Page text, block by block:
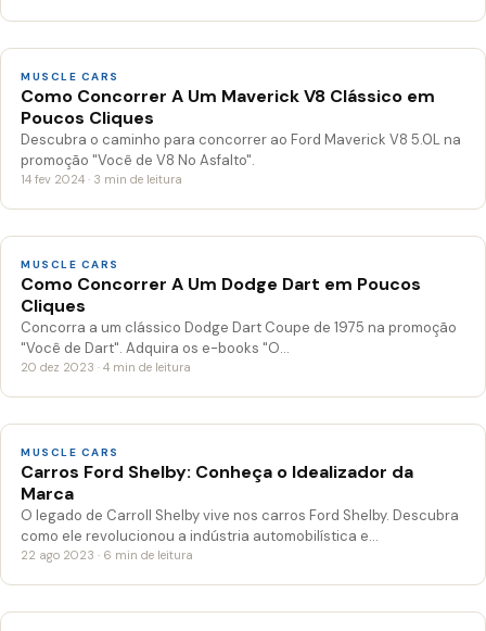
MUSCLE CARS
Como Concorrer A Um Maverick V8 Clássico em
Poucos Cliques
Descubra o caminho para concorrer ao Ford Maverick V8 5.0L na
promoção "Você de V8 No Asfalto".
14 fev 2024 · 3 min de leitura
MUSCLE CARS
Como Concorrer A Um Dodge Dart em Poucos
Cliques
Concorra a um clássico Dodge Dart Coupe de 1975 na promoção
"Você de Dart". Adquira os e-books "O…
20 dez 2023 · 4 min de leitura
MUSCLE CARS
Carros Ford Shelby: Conheça o Idealizador da
Marca
O legado de Carroll Shelby vive nos carros Ford Shelby. Descubra
como ele revolucionou a indústria automobilística e…
22 ago 2023 · 6 min de leitura